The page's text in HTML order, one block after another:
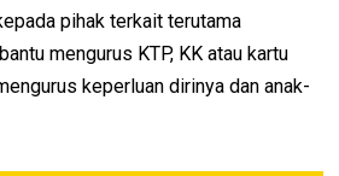
pihak terkait terutama
mengurus KTP, KK atau kartu
keperluan dirinya dan anak-